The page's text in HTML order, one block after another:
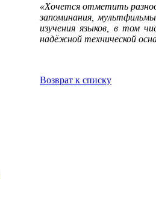
«Хочется отметить
запоминания,
изучения языков, в том
надёжной технической
Возврат к списку